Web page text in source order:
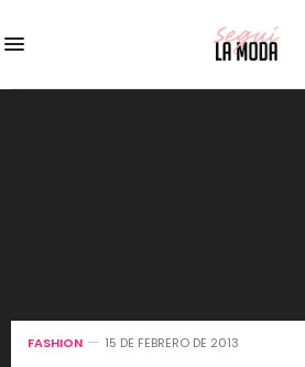
FASHION 15 DE FEBRERO DE 2013